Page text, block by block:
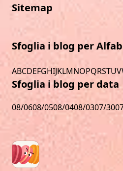
Sitemap
Sfoglia i blog per
ABCDEFGHIJKLMNOPQRSTUV
Sfoglia i blog per data
08/0608/0508/0408/0307/30